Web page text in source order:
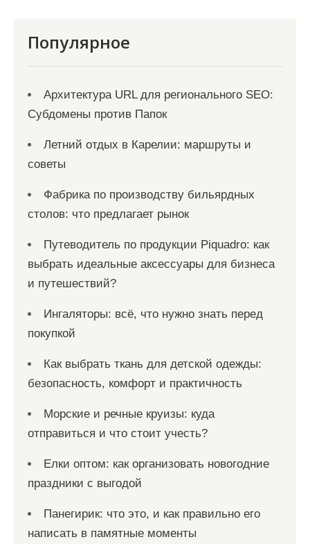
Популярное
Архитектура URL для регионального SEO:
Субдомены против Папок
Летний отдых в Карелии: маршруты и
советы
Фабрика по производству бильярдных
столов: что предлагает рынок
Путеводитель по продукции Piquadro: как
выбрать идеальные аксессуары для бизнеса
и путешествий?
Ингаляторы: всё, что нужно знать перед
покупкой
Как выбрать ткань для детской одежды:
безопасность, комфорт и практичность
Морские и речные круизы: куда
отправиться и что стоит учесть?
Елки оптом: как организовать новогодние
праздники с выгодой
Панегирик: что это, и как правильно его
написать в памятные моменты